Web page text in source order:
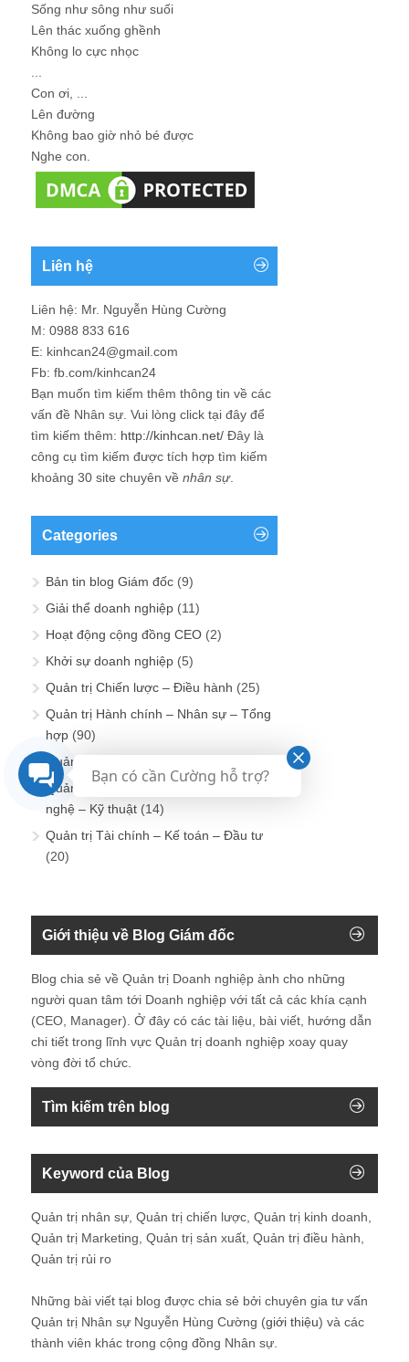
Sống như sông như suối
Lên thác xuống ghềnh
Không lo cực nhọc
Con ơi, ...
Lên đường
Không bao giờ nhỏ bé được
Nghe con.
Liên hệ
Liên hệ: Mr. Nguyễn Hùng Cường
M: 0988 833 616
E: kinhcan24@gmail.com
Fb: fb.com/kinhcan24
Bạn muốn tìm kiếm thêm thông tin về các
vấn đề Nhân sự . Vui lòng click tại đây để
tìm kiếm thêm: http://kinhcan.net/ Đây là
công cụ tìm kiếm được tích hợp tìm kiếm
khoảng 30 site chuyên về nhân sự.
Categories
Bản tin blog Giám đốc (9)
Giải thể doanh nghiệp (11)
Hoạt động cộng đồng CEO (2)
Khởi sự doanh nghiệp (5)
Quản trị Chiến lược – Điều hành (25)
Quản trị Hành chính – Nhân sự – Tổng
hợp (90)
Quản trị Kinh doanh – Marketing
Quản trị Sản xuất – Dịch vụ – Công
nghệ – Kỹ thuật (14)
Quản trị Tài chính – Kế toán – Đầu tư
(20)
Giới thiệu về Blog Giám đốc
Blog chia sẻ về Quản trị Doanh nghiệp ành cho những
người quan tâm tới Doanh nghiệp với tất cả các khía cạnh
(CEO, Manager). Ở đây có các tài liệu, bài viết, hướng dẫn
chi tiết trong lĩnh vực Quản trị doanh nghiệp xoay quay
vòng đời tổ chức.
Tìm kiếm trên blog
Keyword của Blog
Quản trị nhân sự, Quản trị chiến lược, Quản trị kinh doanh,
Quản trị Marketing, Quản trị sản xuất, Quản trị điều hành,
Quản trị rủi ro
Những bài viết tại blog được chia sẻ bởi chuyên gia tư vấn
Quản trị Nhân sự Nguyễn Hùng Cường (giới thiệu) và các
thành viên khác trong cộng đồng Nhân sự.
Bạn có cần Cường hỗ trợ?